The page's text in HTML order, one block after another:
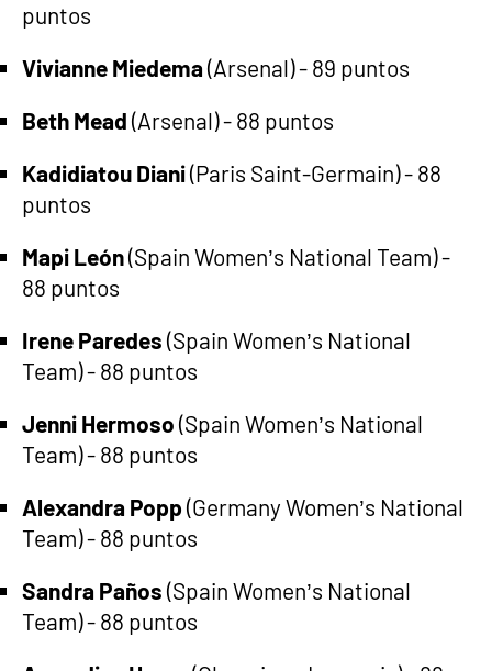
puntos
Vivianne Miedema(Arsenal) - 89 puntos
Beth Mead (Arsenal) - 88 puntos
Kadidiatou Diani(Paris Saint-Germain) - 88
puntos
Mapi León(Spain Women’s National Team) -
88 puntos
Irene Paredes (Spain Women’s National
Team) - 88 puntos
Jenni Hermoso (Spain Women’s National
Team) - 88 puntos
Alexandra Popp (Germany Women’s National
Team) - 88 puntos
Sandra Paños (Spain Women’s National
Team) - 88 puntos